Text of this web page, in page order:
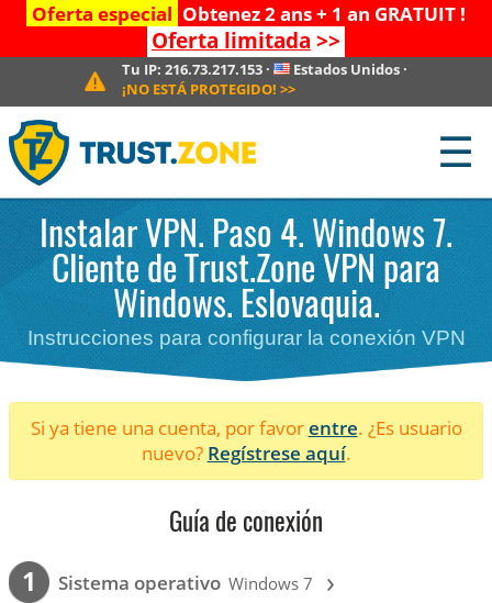
Oferta especial Obtenez 2 ans + 1 an GRATUIT !
Oferta limitada >>
Tu IP: 216.73.217.153· Estados Unidos ·
¡NO ESTÁ PROTEGIDO! >>
☰
Instalar VPN. Paso 4. Windows 7.
Cliente de Trust.Zone VPN para
Windows. Eslovaquia.
Instrucciones para configurar la conexión VPN
Si ya tiene una cuenta, por favorentre. ¿Es usuario
nuevo? Regístrese aquí.
Guía de conexión
1 Sistema operativo Windows 7 ›